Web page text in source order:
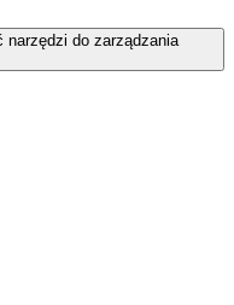
do zarządzania